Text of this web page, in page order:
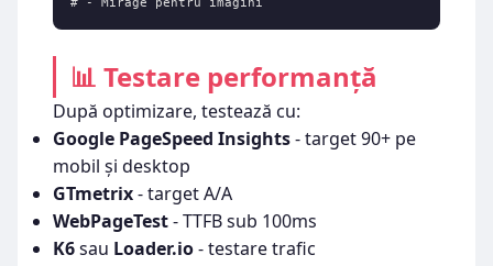
📊 Testare performanță
După optimizare, testează cu:
Google PageSpeed Insights- target 90+ pe
mobil și desktop
GTmetrix- target A/A
WebPageTest- TTFB sub 100ms
K6sau Loader.io- testare trafic